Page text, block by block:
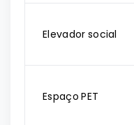
Elevador social
Espaço PET